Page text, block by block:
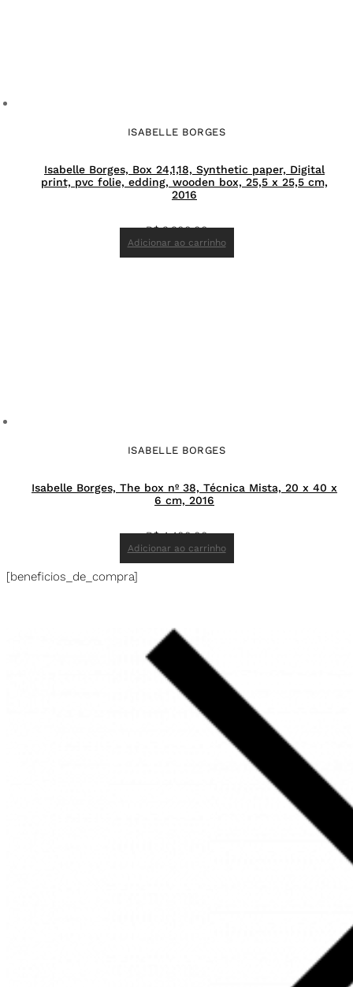
ISABELLE BORGES
Isabelle Borges, Box 24,1,18, Synthetic paper, Digital
print, pvc folie, edding, wooden box, 25,5 x 25,5 cm,
2016
R$3.900,00
Adicionar ao carrinho
ISABELLE BORGES
Isabelle Borges, The box nº 38, Técnica Mista, 20 x 40 x
6 cm, 2016
R$4.400,00
Adicionar ao carrinho
[beneficios_de_compra]